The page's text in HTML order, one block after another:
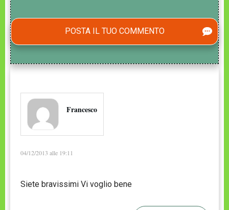
POSTA IL TUO COMMENTO
Francesco
04/12/2013 alle 19:11
Siete bravissimi Vi voglio bene